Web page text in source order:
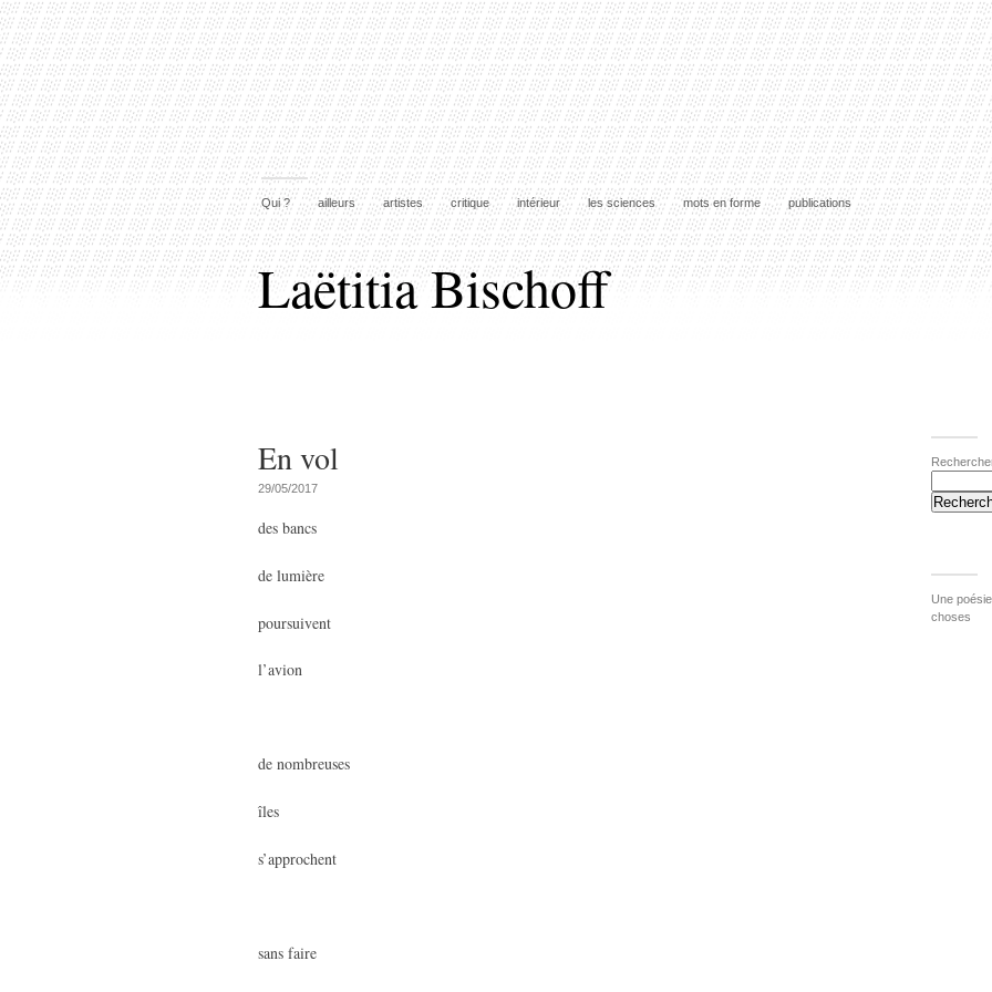
Qui ? ailleurs artistes critique intérieur les sciences mots en forme publications
Laëtitia Bischoff
En vol
29/05/2017
des bancs
de lumière
poursuivent
l’avion
de nombreuses
îles
s’approchent
sans faire
Une
choses